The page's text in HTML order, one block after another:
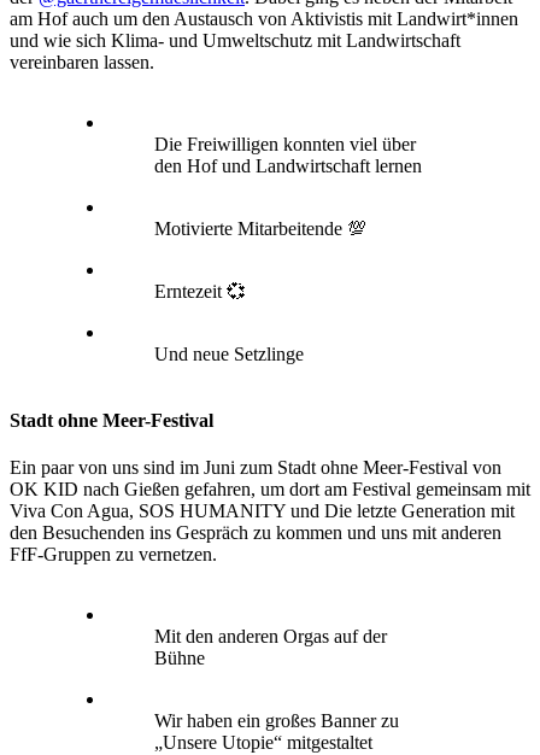
am Hof auch um den Austausch von Aktivistis mit Landwirt*innen
und wie sich Klima- und Umweltschutz mit Landwirtschaft
vereinbaren lassen.
Die Freiwilligen konnten viel über
den Hof und Landwirtschaft lernen
Motivierte Mitarbeitende 💯
Erntezeit 💞
Und neue Setzlinge
Stadt ohne Meer-Festival
Ein paar von uns sind im Juni zum Stadt ohne Meer-Festival von
OK KID nach Gießen gefahren, um dort am Festival gemeinsam mit
Viva Con Agua, SOS HUMANITY und Die letzte Generation mit
den Besuchenden ins Gespräch zu kommen und uns mit anderen
FfF-Gruppen zu vernetzen.
Mit den anderen Orgas auf der
Bühne
Wir haben ein großes Banner zu
„Unsere Utopie“ mitgestaltet